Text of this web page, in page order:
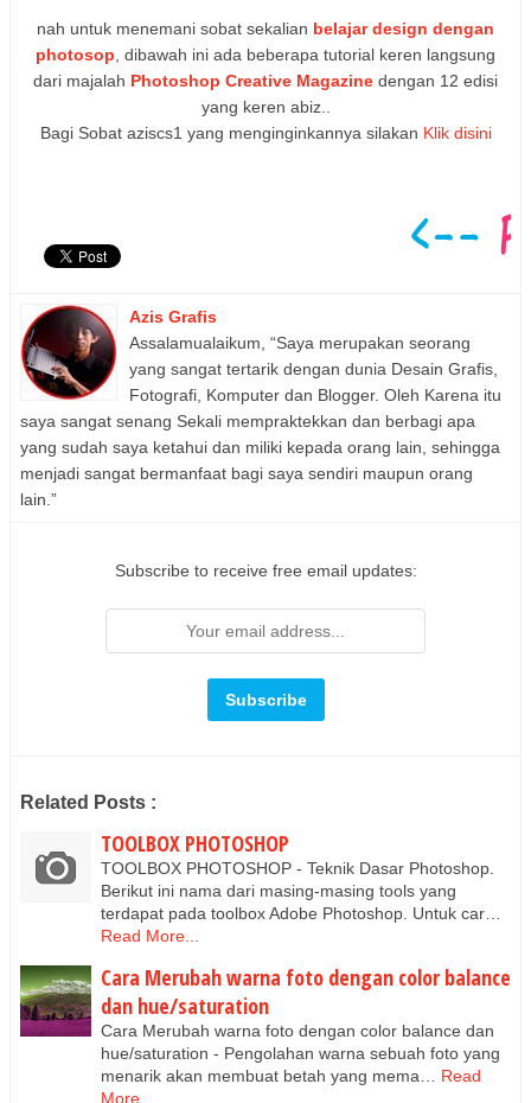
nah untuk menemani sobat sekalian belajar design dengan
photosop , dibawah ini ada beberapa tutorial keren langsung
dari majalah Photoshop Creative Magazine dengan 12 edisi
yang keren abiz..
Bagi Sobat aziscs1 yang menginginkannya silakan Klik disini
Azis Grafis
Assalamualaikum, “Saya merupakan seorang
yang sangat tertarik dengan dunia Desain Grafis,
Fotografi, Komputer dan Blogger. Oleh Karena itu
saya sangat senang Sekali mempraktekkan dan berbagi apa
yang sudah saya ketahui dan miliki kepada orang lain, sehingga
menjadi sangat bermanfaat bagi saya sendiri maupun orang
lain.”
Subscribe to receive free email updates:
Related Posts :
TOOLBOX PHOTOSHOP
TOOLBOX PHOTOSHOP - Teknik Dasar Photoshop.
Berikut ini nama dari masing-masing tools yang
terdapat pada toolbox Adobe Photoshop. Untuk car…
Read More...
Cara Merubah warna foto dengan color balance
dan hue/saturation
Cara Merubah warna foto dengan color balance dan
hue/saturation - Pengolahan warna sebuah foto yang
menarik akan membuat betah yang mema…
Read
More...